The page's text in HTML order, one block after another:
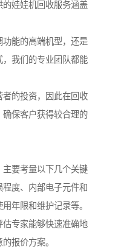
娃娃机回收服务涵盖
能的高端机型，还是
我们的专业团队都能
的投资，因此在回收
保客户获得较合理的
要考量以下几个关键
度、内部电子元件和
年限和维护记录等。
专家能够快速准确地
报价方案。